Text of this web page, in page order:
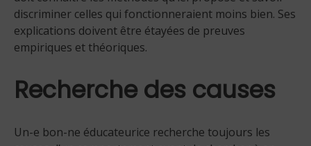
discriminer celles qui fonctionneraient moins bien. Ses
explications doivent être étayées de preuves
empiriques et théoriques.
Recherche des causes
Un-e bon-ne éducateurice recherche toujours les